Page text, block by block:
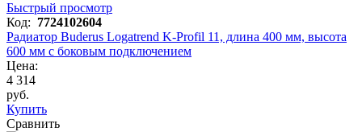
Быстрый просмотр
Код: 7724102604
Радиатор Buderus Logatrend K-Profil 11, длина 400 мм, высота
600 мм с боковым подключением
Цена:
4 314
руб.
Купить
Сравнить